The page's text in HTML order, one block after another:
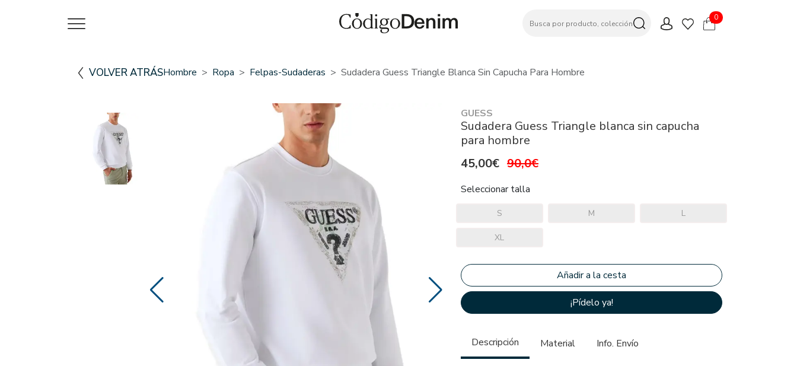
0
VOLVER ATRÁSHombre Ropa Felpas-Sudaderas Sudadera Guess Triangle Blanca Sin Capucha Para Hombre
GUESS
Sudadera Guess Triangle blanca sin capucha
para hombre
45,00€ 90,0€
Seleccionar talla
S M L
XL
¡Pídelo ya!
Descripción Material Info. Envío